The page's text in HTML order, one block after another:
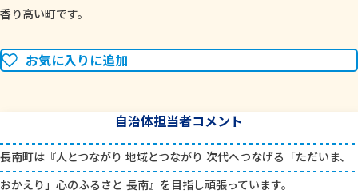
香り高い町です。
お気に入りに追加
自治体担当者コメント
長南町は『人とつながり 地域とつながり 次代へつなげる「ただいま、
おかえり」心のふるさと 長南』を目指し頑張っています。